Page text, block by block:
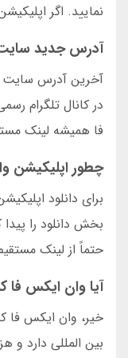
نمایید. اگر
آدرس جدید
آخرین آدرس سایت
در کانال تلگرام
فا همیشه لینک
چطور اپلیکیشن
برای دانلود
حتماً از لینک
آیا وان ایکس فا
خیر، وان ایکس فا
بین المللی دارد و